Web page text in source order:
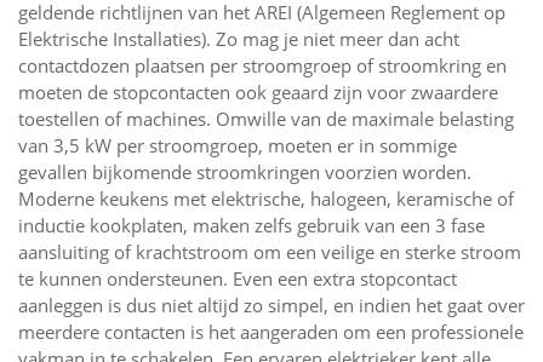
geldende richtlijnen van het AREI (Algemeen Reglement op
Elektrische Installaties). Zo mag je niet meer dan acht
contactdozen plaatsen per stroomgroep of stroomkring en
moeten de stopcontacten ook geaard zijn voor zwaardere
toestellen of machines. Omwille van de maximale belasting
van 3,5 kW per stroomgroep, moeten er in sommige
gevallen bijkomende stroomkringen voorzien worden.
Moderne keukens met elektrische, halogeen, keramische of
inductie kookplaten, maken zelfs gebruik van een 3 fase
aansluiting of krachtstroom om een veilige en sterke stroom
te kunnen ondersteunen. Even een extra stopcontact
aanleggen is dus niet altijd zo simpel, en indien het gaat over
meerdere contacten is het aangeraden om een professionele